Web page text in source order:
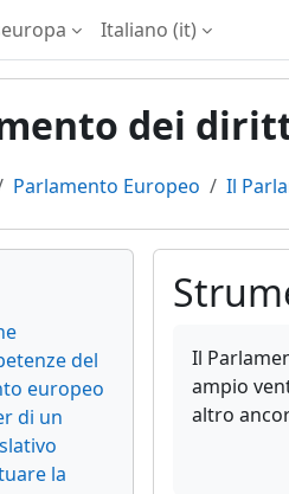
Italiano ‎(it)‎
dei
Parlamento Europeo Il
Il
ampio
altro
del
europeo
di un
la